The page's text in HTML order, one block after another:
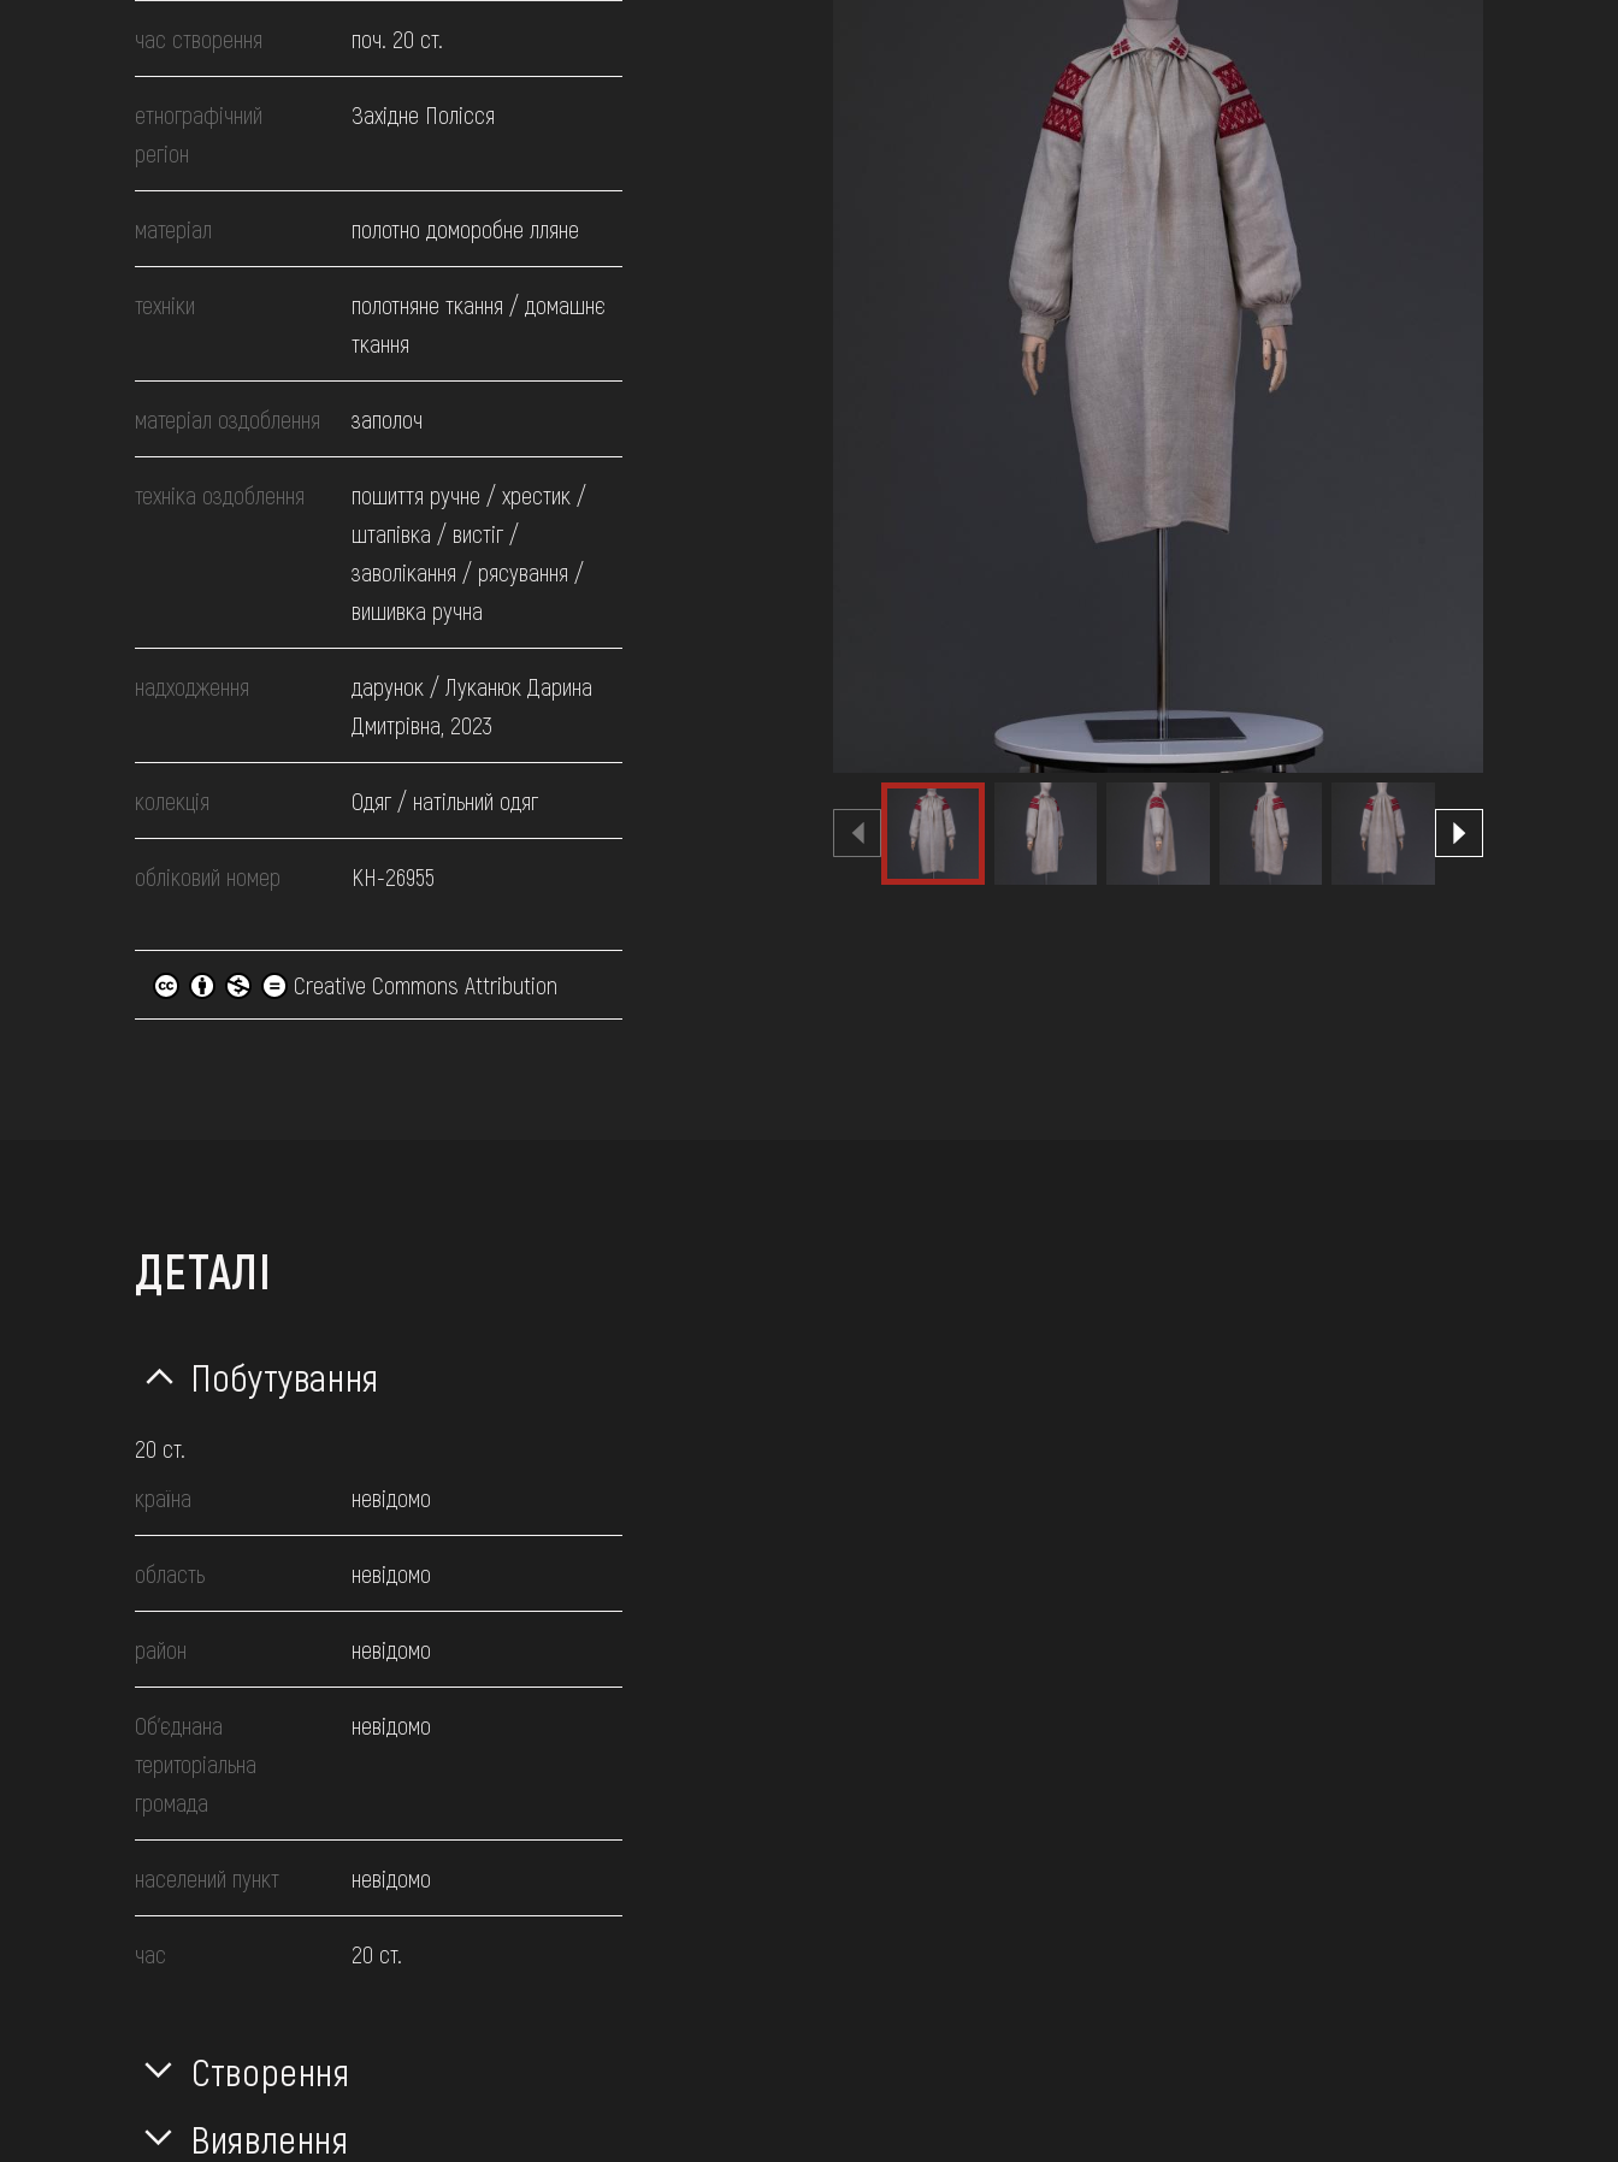
ВІДВІДАТИ
НАВЧИТИСЯ
ПОСЛУГИ
час створення поч. 20 ст.
етнографічний
регіон
Західне Полісся
матеріал полотно доморобне лляне
техніки
полотняне ткання / домашнє
ткання
матеріал оздоблення заполоч
техніка оздоблення
пошиття ручне / хрестик /
штапівка / вистіг /
заволікання / рясування /
вишивка ручна
надходження
дарунок / Луканюк Дарина
Дмитрівна, 2023
колекція Одяг / натільний одяг
обліковий номер КН-26955
Creative Commons Attribution
ДЕТАЛІ
Побутування
20 ст.
країна
невідомо
область невідомо
район невідомо
Об’єднана
територіальна
громада
невідомо
населений пункт невідомо
час 20 ст.
Створення
Виявлення